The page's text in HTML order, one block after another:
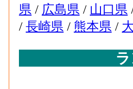
県 / 広島県 / 山口県
/ 長崎県 / 熊本県 /